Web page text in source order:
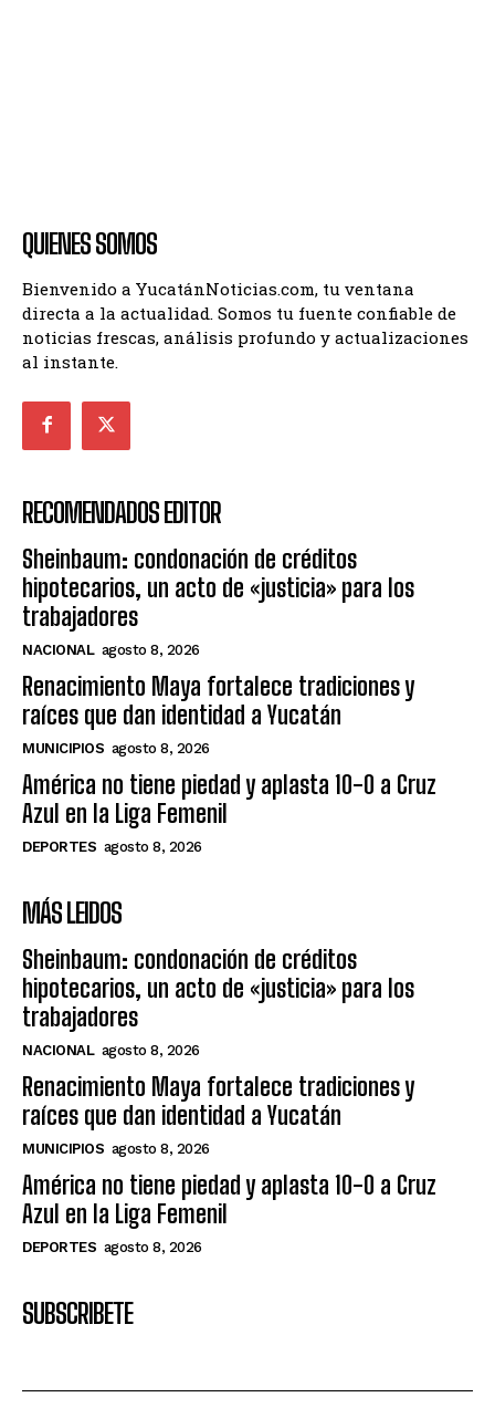
QUIENES SOMOS
Bienvenido a YucatánNoticias.com, tu ventana
directa a la actualidad. Somos tu fuente confiable de
noticias frescas, análisis profundo y actualizaciones
al instante.
RECOMENDADOS EDITOR
Sheinbaum: condonación de créditos
hipotecarios, un acto de «justicia» para los
trabajadores
NACIONAL agosto 8, 2026
Renacimiento Maya fortalece tradiciones y
raíces que dan identidad a Yucatán
MUNICIPIOS agosto 8, 2026
América no tiene piedad y aplasta 10-0 a Cruz
Azul en la Liga Femenil
DEPORTES agosto 8, 2026
MÁS LEIDOS
Sheinbaum: condonación de créditos
hipotecarios, un acto de «justicia» para los
trabajadores
NACIONAL agosto 8, 2026
Renacimiento Maya fortalece tradiciones y
raíces que dan identidad a Yucatán
MUNICIPIOS agosto 8, 2026
América no tiene piedad y aplasta 10-0 a Cruz
Azul en la Liga Femenil
DEPORTES agosto 8, 2026
SUBSCRIBETE